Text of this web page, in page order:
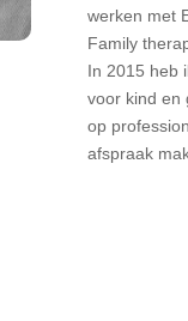
werken met
Family
In 2015 heb
voor kind en
op
afspraak